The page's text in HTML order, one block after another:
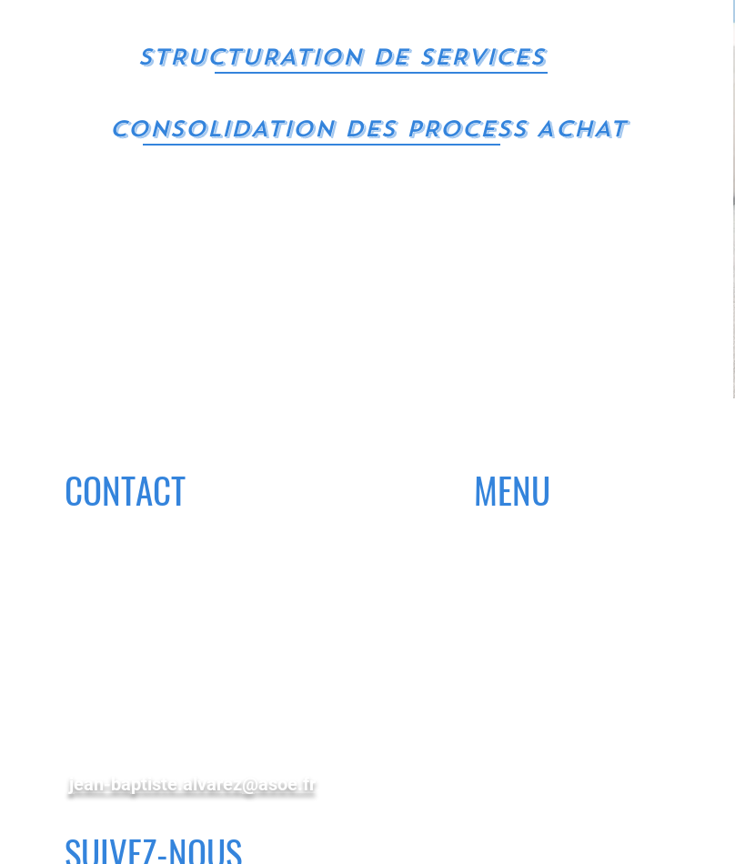
STRUCTURATION DE SERVICES
CONSOLIDATION DES PROCESS ACHAT
CONTACT
jean-baptiste.alvarez@asoe.fr
SUIVEZ-NOUS
MENU